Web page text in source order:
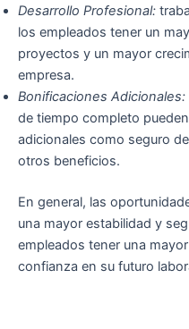
Desarrollo Profesional:
los empleados tener un
proyectos y un mayor
empresa.
Bonificaciones Adicionales:
de tiempo completo
adicionales como seguro
otros beneficios.
En general, las
una mayor estabilidad y
empleados tener una
confianza en su futuro